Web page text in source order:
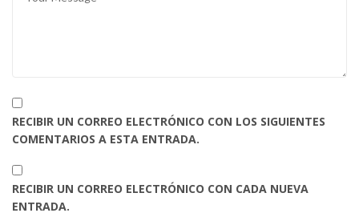
RECIBIR UN CORREO ELECTRÓNICO CON LOS SIGUIENTES
COMENTARIOS A ESTA ENTRADA.
RECIBIR UN CORREO ELECTRÓNICO CON CADA NUEVA
ENTRADA.